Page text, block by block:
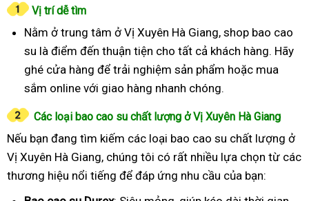
Vị trí dễ tìm
Nằm ở trung tâm ở Vị Xuyên Hà Giang, shop bao cao
su là điểm đến thuận tiện cho tất cả khách hàng. Hãy
ghé cửa hàng để trải nghiệm sản phẩm hoặc mua
sắm online với giao hàng nhanh chóng.
Các loại bao cao su chất lượng ở Vị Xuyên Hà Giang
Nếu bạn đang tìm kiếm các loại bao cao su chất lượng ở
Vị Xuyên Hà Giang, chúng tôi có rất nhiều lựa chọn từ các
thương hiệu nổi tiếng để đáp ứng nhu cầu của bạn: